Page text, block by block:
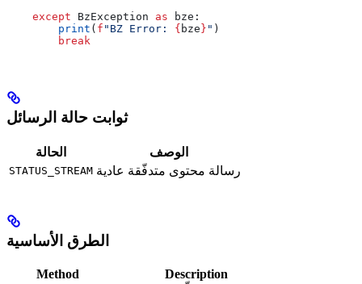
    except
BzException as bze:
        print
( f "BZ Error: { bze } " )
        break
ثوابت حالة الرسائل
الحالة الوصف
STATUS_STREAM رسالة محتوى متدفّقة عادية
الطرق الأساسية
Method Description